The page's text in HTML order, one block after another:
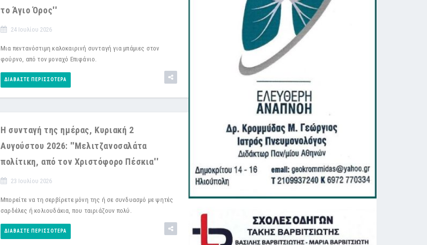
το Άγιο Όρος''
24 Ιουλίου 2026
Μια πεντανόστιμη καλοκαιρινή συνταγή για μπάμιες στον
φούρνο, από τον μοναχό Επιφάνιο.
ΔΙΑΒΆΣΤΕ ΠΕΡΙΣΣΌΤΕΡΑ
Η συνταγή της ημέρας, Κυριακή 2
Αυγούστου 2026: ''Μελιτζανοσαλάτα
πολίτικη, από τον Χριστόφορο Πέσκια''
23 Ιουλίου 2026
Μπορείτε να τη σερβίρετε μόνη της ή σε συνδυασμό με ψητές
σαρδέλες ή κολιουδάκια, που ταιριάζουν πολύ.
ΔΙΑΒΆΣΤΕ ΠΕΡΙΣΣΌΤΕΡΑ